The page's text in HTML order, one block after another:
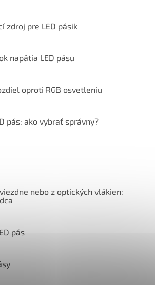
zdroj pre LED pásik
napätia LED pásu
oproti RGB osvetleniu
pás: ako vybrať správny?
nebo z optických vlákien:
pás